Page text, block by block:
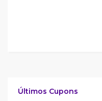
Últimos Cupons